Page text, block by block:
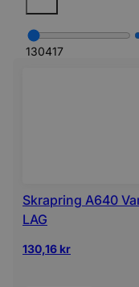
130417
Skrapring A640
LAG
130,16 kr